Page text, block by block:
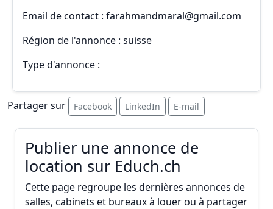
Email de contact : farahmandmaral@gmail.com
Région de l'annonce : suisse
Type d'annonce :
Partager sur Facebook LinkedIn E-mail
Publier une annonce de
location sur Educh.ch
Cette page regroupe les dernières annonces de
salles, cabinets et bureaux à louer ou à partager